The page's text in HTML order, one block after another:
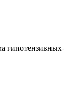
гипотензивных